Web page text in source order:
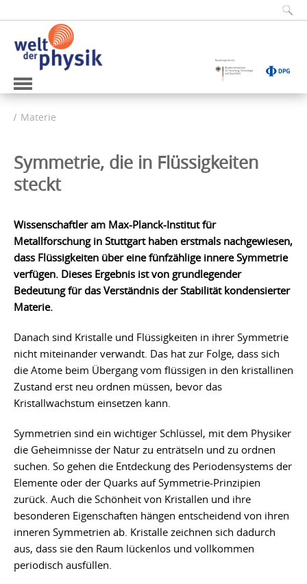
Materie
Symmetrie, die in Flüssigkeiten
steckt
Wissenschaftler am Max-Planck-Institut für
Metallforschung in Stuttgart haben erstmals nachgewiesen,
dass Flüssigkeiten über eine fünfzählige innere Symmetrie
verfügen. Dieses Ergebnis ist von grundlegender
Bedeutung für das Verständnis der Stabilität kondensierter
Materie.
Danach sind Kristalle und Flüssigkeiten in ihrer Symmetrie
nicht miteinander verwandt. Das hat zur Folge, dass sich
die Atome beim Übergang vom flüssigen in den kristallinen
Zustand erst neu ordnen müssen, bevor das
Kristallwachstum einsetzen kann.
Symmetrien sind ein wichtiger Schlüssel, mit dem Physiker
die Geheimnisse der Natur zu enträtseln und zu ordnen
suchen. So gehen die Entdeckung des Periodensystems der
Elemente oder der Quarks auf Symmetrie-Prinzipien
zurück. Auch die Schönheit von Kristallen und ihre
besonderen Eigenschaften hängen entscheidend von ihren
inneren Symmetrien ab. Kristalle zeichnen sich dadurch
aus, dass sie den Raum lückenlos und vollkommen
periodisch ausfüllen.